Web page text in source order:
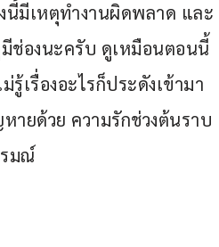
นี้มีเหตุทำงานผิดพลาด และ
ช่องนะครับ ดูเหมือนตอนนี้
เรื่องอะไรก็ประดังเข้ามา
ายด้วย ความรักช่วงต้นราบ
มณ์